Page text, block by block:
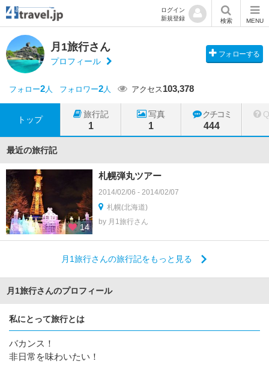
ログイン
新規登録
検索 MENU
月1旅行さん
プロフィール
フォローする
フォロー2人 フォロワー2人 アクセス103,378
トップ
旅行記
1
写真
1
クチコミ
444
最近の旅行記
14
札幌弾丸ツアー
2014/02/06 - 2014/02/07
札幌(北海道)
by 月1旅行さん
月1旅行さんの旅行記をもっと見る
月1旅行さんのプロフィール
私にとって旅行とは
バカンス！
非日常を味わいたい！